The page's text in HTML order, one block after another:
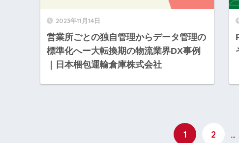
2023年11月14日
営業所ごとの独自管理からデータ管理の
標準化へー大転換期の物流業界DX事例
｜日本梱包運輸倉庫株式会社
1 2 …